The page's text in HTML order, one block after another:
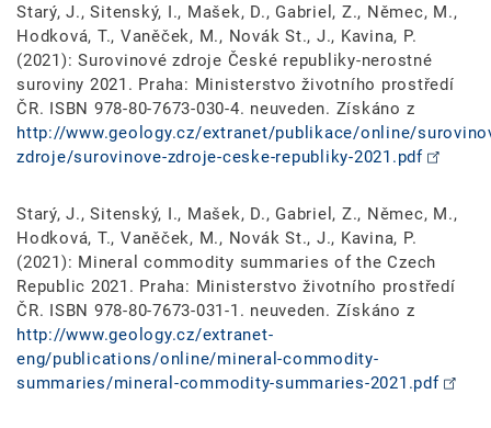
Starý, J., Sitenský, I., Mašek, D., Gabriel, Z., Němec, M.,
Hodková, T., Vaněček, M., Novák St., J., Kavina, P.
(2021): Surovinové zdroje České republiky-nerostné
suroviny 2021. Praha: Ministerstvo životního prostředí
ČR. ISBN 978-80-7673-030-4. neuveden. Získáno z
http://www.geology.cz/extranet/publikace/online/
zdroje/surovinove-zdroje-ceske-republiky-2021.pdf
Starý, J., Sitenský, I., Mašek, D., Gabriel, Z., Němec, M.,
Hodková, T., Vaněček, M., Novák St., J., Kavina, P.
(2021): Mineral commodity summaries of the Czech
Republic 2021. Praha: Ministerstvo životního prostředí
ČR. ISBN 978-80-7673-031-1. neuveden. Získáno z
http://www.geology.cz/extranet-
eng/publications/online/mineral-commodity-
summaries/mineral-commodity-summaries-2021.pdf